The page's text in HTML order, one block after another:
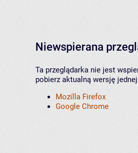
Niewspierana
Ta przeglądarka nie jest
pobierz aktualną wersję
Mozilla Firefox
Google Chrome